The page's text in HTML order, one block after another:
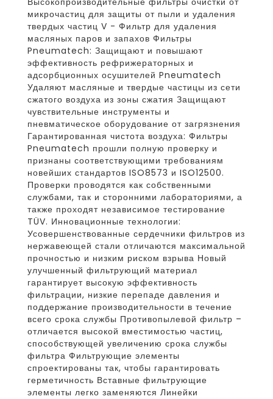
микрочастиц для защиты от пыли и удаления
твердых частиц V - Фильтр для удаления
масляных паров и запахов Фильтры
Pneumatech: Защищают и повышают
эффективность рефрижераторных и
адсорбционных осушителей Pneumatech
Удаляют масляные и твердые частицы из сети
сжатого воздуха из зоны сжатия Защищают
чувствительные инструменты и
пневматическое оборудование от загрязнения
Гарантированная чистота воздуха: Фильтры
Pneumatech прошли полную проверку и
признаны соответствующими требованиям
новейших стандартов ISO8573 и ISO12500.
Проверки проводятся как собственными
службами, так и сторонними лабораториями, а
также проходят независимое тестирование
TÜV. Инновационные технологии:
Усовершенствованные сердечники фильтров из
нержавеющей стали отличаются максимальной
прочностью и низким риском взрыва Новый
улучшенный фильтрующий материал
гарантирует высокую эффективность
фильтрации, низкие перепаде давления и
поддержание производительности в течение
всего срока службы Противопылевой фильтр –
отличается высокой вместимостью частиц,
способствующей увеличению срока службы
фильтра Фильтрующие элементы
спроектированы так, чтобы гарантировать
герметичность Вставные фильтрующие
элементы легко заменяются Линейки